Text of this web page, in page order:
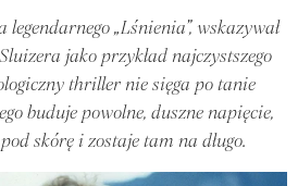
„Lśnienia”, wskazywał
jako przykład najczystszego
thriller nie sięga po tanie
buduje powolne, duszne napięcie,
skórę i zostaje tam na długo.